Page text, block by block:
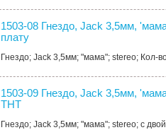
1503-08 Гнездо, Jack 3,5мм,
плату
Гнездо; Jack 3,5мм; "мама"; stereo; Кол-
1503-09 Гнездо, Jack 3,5мм,
THT
Гнездо; Jack 3,5мм; "мама"; stereo; с